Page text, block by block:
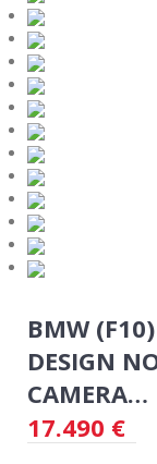
BMW
DESIGN
CAMERA…
17.490 €